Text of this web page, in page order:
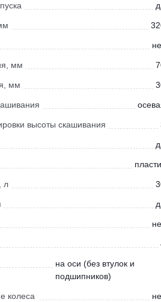
мм
мм
высоты скашивания
л
на оси (без втулок и
подшипников)
колеса